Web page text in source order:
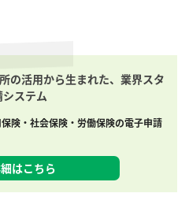
の活用から生まれた、業界スタ
ステム
険・社会保険・労働保険の電子申請
はこちら